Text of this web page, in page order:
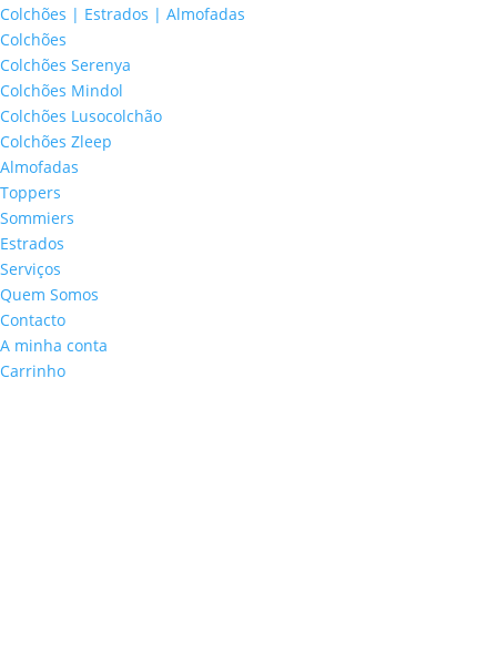
Colchões | Estrados | Almofadas
Colchões
Colchões Serenya
Colchões Mindol
Colchões Lusocolchão
Colchões Zleep
Almofadas
Toppers
Sommiers
Estrados
Serviços
Quem Somos
Contacto
A minha conta
Carrinho